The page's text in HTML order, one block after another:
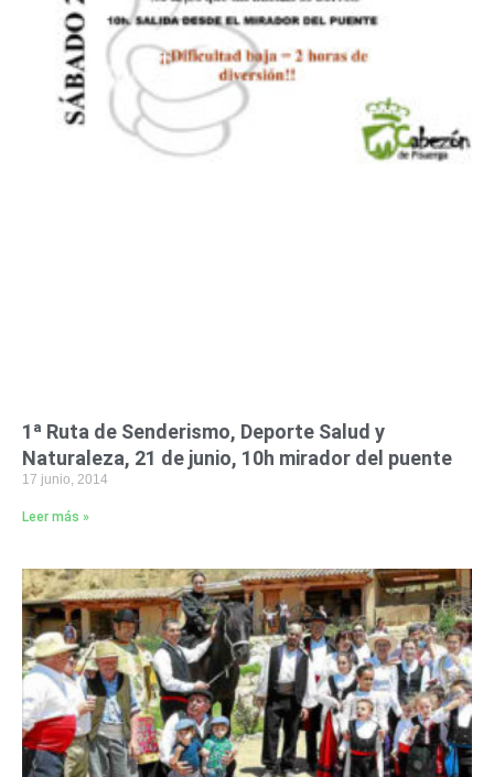
1ª Ruta de Senderismo, Deporte Salud y
Naturaleza, 21 de junio, 10h mirador del puente
17 junio, 2014
Leer más »